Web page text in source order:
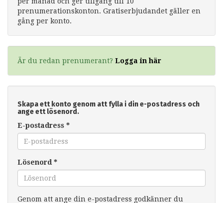
prenumerationskonton. Gratiserbjudandet gäller en
gång per konto.
Är du redan prenumerant? Logga in här
Skapa ett konto genom att fylla i din e-postadress och
ange ett lösenord.
E-postadress *
Lösenord *
Genom att ange din e-postadress godkänner du